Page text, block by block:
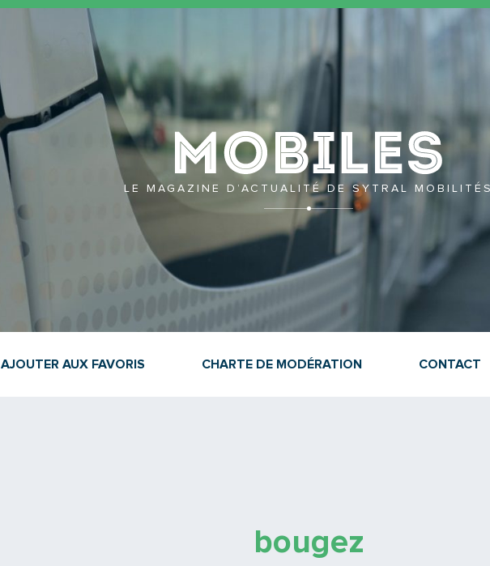
LE MAGAZINE D’ACTUALITÉ DE SYTRAL MOBILITÉS
AJOUTER AUX FAVORIS CHARTE DE MODÉRATION CONTACT
bougez